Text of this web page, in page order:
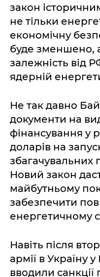
закон
не тільки
економічну
буде зменшено,
залежність від
ядерній
Не так давно
документи на
фінансування у
доларів на
збагачувальних
Новий закон
майбутньому
забезпечити
енергетичному
Навіть після
армії в Україну
вводили санкції